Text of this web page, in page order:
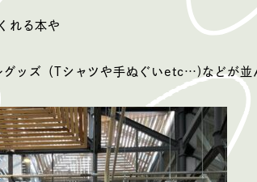
れる本や
ッズ（Tシャツや手ぬぐいetc…)などが並